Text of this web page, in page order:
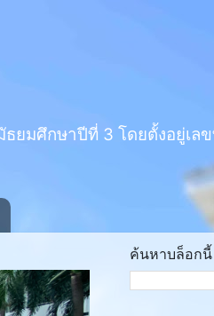
ยมศึกษาปีที่ 3 โดยตั้งอยู่เล
ค้นหาบล็อกนี้